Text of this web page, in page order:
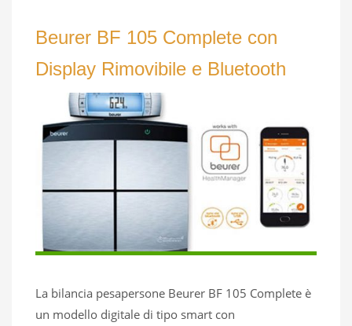
Beurer BF 105 Complete con
Display Rimovibile e Bluetooth
La bilancia pesapersone Beurer BF 105 Complete è
un modello digitale di tipo smart con